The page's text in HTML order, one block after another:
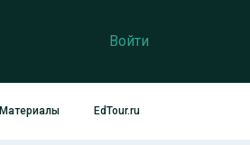
Войти
Материалы EdTour.ru